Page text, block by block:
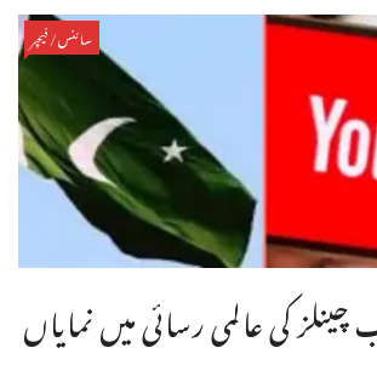
سائنس/فیچر
چینلز کی عالمی رسائی میں نمایاں